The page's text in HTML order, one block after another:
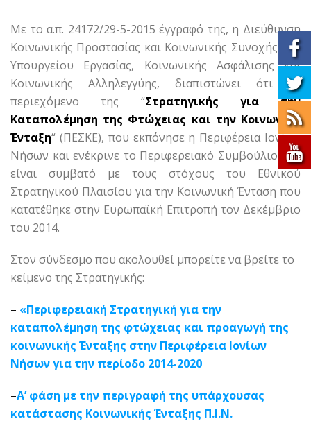
Με το α.π. 24172/29-5-2015 έγγραφό της, η Διεύθυνση
Κοινωνικής Προστασίας και Κοινωνικής Συνοχής του
Υπουργείου Εργασίας, Κοινωνικής Ασφάλισης και
Κοινωνικής Αλληλεγγύης, διαπιστώνει ότι το
περιεχόμενο της “Στρατηγικής για την
Καταπολέμηση της Φτώχειας και την Κοινωνική
Ένταξη“ (ΠΕΣΚΕ), που εκπόνησε η Περιφέρεια Ιονίων
Νήσων και ενέκρινε το Περιφερειακό Συμβούλιο Ι.Ν.,
είναι συμβατό με τους στόχους του Εθνικού
Στρατηγικού Πλαισίου για την Κοινωνική Ένταση που
κατατέθηκε στην Ευρωπαϊκή Επιτροπή τον Δεκέμβριο
του 2014.
Στον σύνδεσμο που ακολουθεί μπορείτε να βρείτε το
κείμενο της Στρατηγικής:
– «Περιφερειακή Στρατηγική για την
καταπολέμηση της φτώχειας και προαγωγή της
κοινωνικής Ένταξης στην Περιφέρεια Ιονίων
Νήσων για την περίοδο 2014-2020
–Α’ φάση με την περιγραφή της υπάρχουσας
κατάστασης Κοινωνικής Ένταξης Π.Ι.Ν.